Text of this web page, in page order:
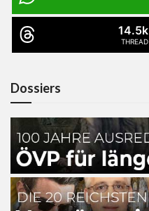
14.5k
THREAD
Dossiers